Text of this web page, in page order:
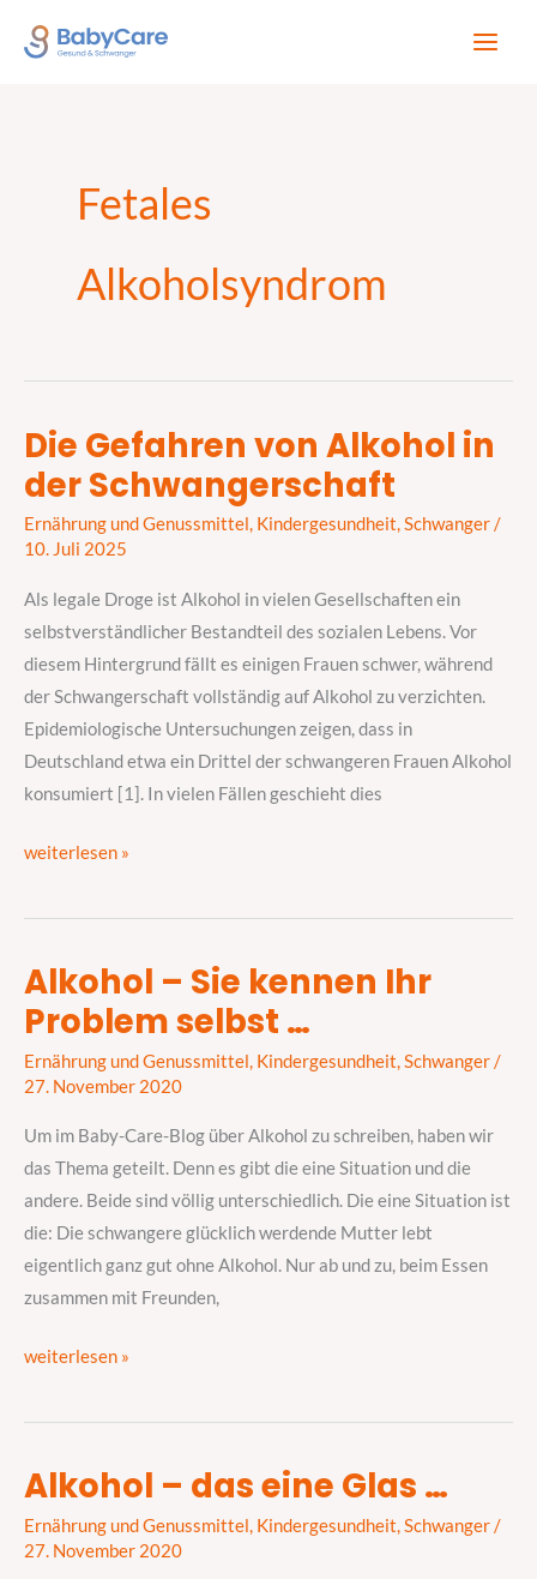
Inhalt
Fetales
Alkoholsyndrom
Die Gefahren von Alkohol in
der Schwangerschaft
Ernährung und Genussmittel, Kindergesundheit,Schwanger/
10. Juli 2025
Als legale Droge ist Alkohol in vielen Gesellschaften ein
selbstverständlicher Bestandteil des sozialen Lebens. Vor
diesem Hintergrund fällt es einigen Frauen schwer, während
der Schwangerschaft vollständig auf Alkohol zu verzichten.
Epidemiologische Untersuchungen zeigen, dass in
Deutschland etwa ein Drittel der schwangeren Frauen Alkohol
konsumiert [1]. In vielen Fällen geschieht dies
Die
Gefahren
Alkohol
der
Schwangerschaft
weiterlesen »
Alkohol – Sie kennen Ihr
Problem selbst …
Ernährung und Genussmittel, Kindergesundheit,Schwanger/
27. November 2020
Um im Baby-Care-Blog über Alkohol zu schreiben, haben wir
das Thema geteilt. Denn es gibt die eine Situation und die
andere. Beide sind völlig unterschiedlich. Die eine Situation ist
die: Die schwangere glücklich werdende Mutter lebt
eigentlich ganz gut ohne Alkohol. Nur ab und zu, beim Essen
zusammen mit Freunden,
Alkohol
–
kennen
Problem
selbst
…
weiterlesen »
Alkohol – das eine Glas …
Ernährung und Genussmittel, Kindergesundheit,Schwanger/
27. November 2020
Alkohol
das